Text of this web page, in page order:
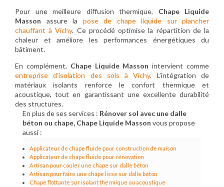
Pour une meilleure diffusion thermique, Chape Liquide
Masson assure la pose de chape liquide sur plancher
chauffant à Vichy. Ce procédé optimise la répartition de la
chaleur et améliore les performances énergétiques du
bâtiment.
En complément, Chape Liquide Masson intervient comme
entreprise d’isolation des sols à Vichy. L’intégration de
matériaux isolants renforce le confort thermique et
acoustique, tout en garantissant une excellente durabilité
des structures.
En plus de ses services : Rénover sol avec une dalle
béton ou chape, Chape Liquide Masson vous propose
aussi :
Applicateur de chape fluide pour construction de maison
Applicateur de chape fluide pour rénovation
Artisan pour couler une chape sur dalle béton
Artisan pour faire une chape lisse sur dalle béton
Chape flottante sur isolant thermique ou acoustique